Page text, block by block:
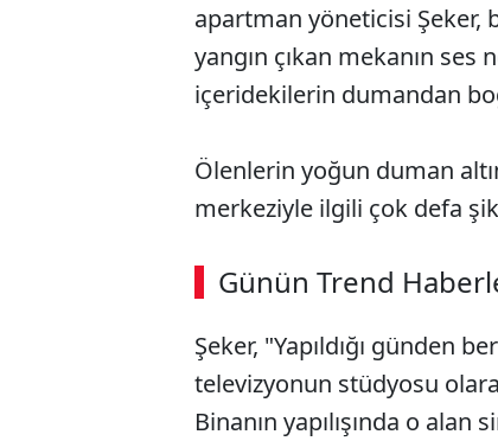
apartman yöneticisi Şeker,
yangın çıkan mekanın
içeridekilerin dumandan
Ölenlerin yoğun duman
merkeziyle ilgili çok defa
Günün Trend
Şeker, "Yapıldığı günden
televizyonun stüdyosu
Binanın yapılışında o